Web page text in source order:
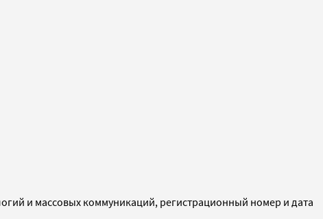
и массовых коммуникаций, регистрационный номер и дата